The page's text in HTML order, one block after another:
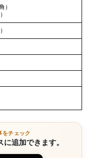
）
チェック
追加できます。